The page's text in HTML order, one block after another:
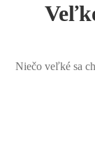
Niečo veľké sa